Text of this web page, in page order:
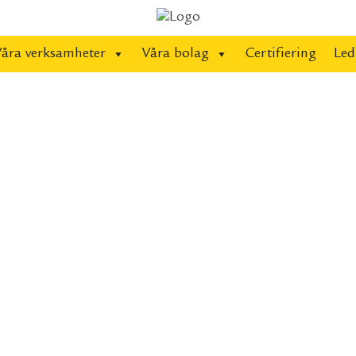
verksamheter Våra bolag Certifiering